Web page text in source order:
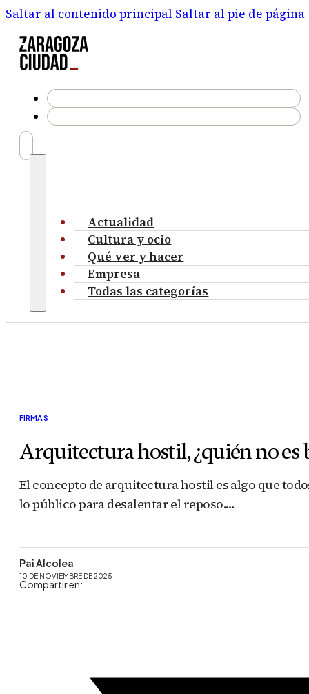
Saltar al contenido principal Saltar al pie de página
Actualidad
Cultura y ocio
Qué ver y hacer
Empresa
Todas las categorías
FIRMAS
Arquitectura hostil, ¿quién no es
El concepto de arquitectura hostil es algo que
lo público para desalentar el reposo.…
Pai Alcolea
10 DE NOVIEMBRE DE 2025
Compartir en: